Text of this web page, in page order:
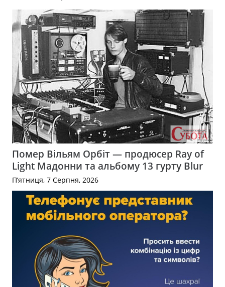
Помер Вільям Орбіт — продюсер Ray of
Light Мадонни та альбому 13 гурту Blur
П’ятниця, 7 Серпня, 2026